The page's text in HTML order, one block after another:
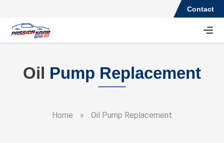
Contact
Oil Pump Replacement
Home » Oil Pump Replacement